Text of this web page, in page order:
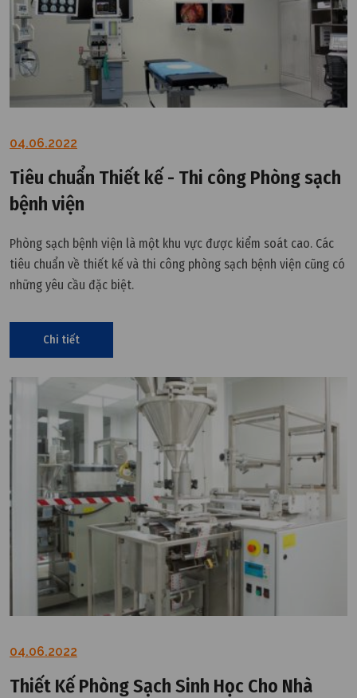
04.06.2022
Tiêu chuẩn Thiết kế - Thi công Phòng sạch
bệnh viện
Phòng sạch bệnh viện là một khu vực được kiểm soát cao. Các
tiêu chuẩn về thiết kế và thi công phòng sạch bệnh viện cũng có
những yêu cầu đặc biệt.
Chi tiết
04.06.2022
Thiết Kế Phòng Sạch Sinh Học Cho Nhà